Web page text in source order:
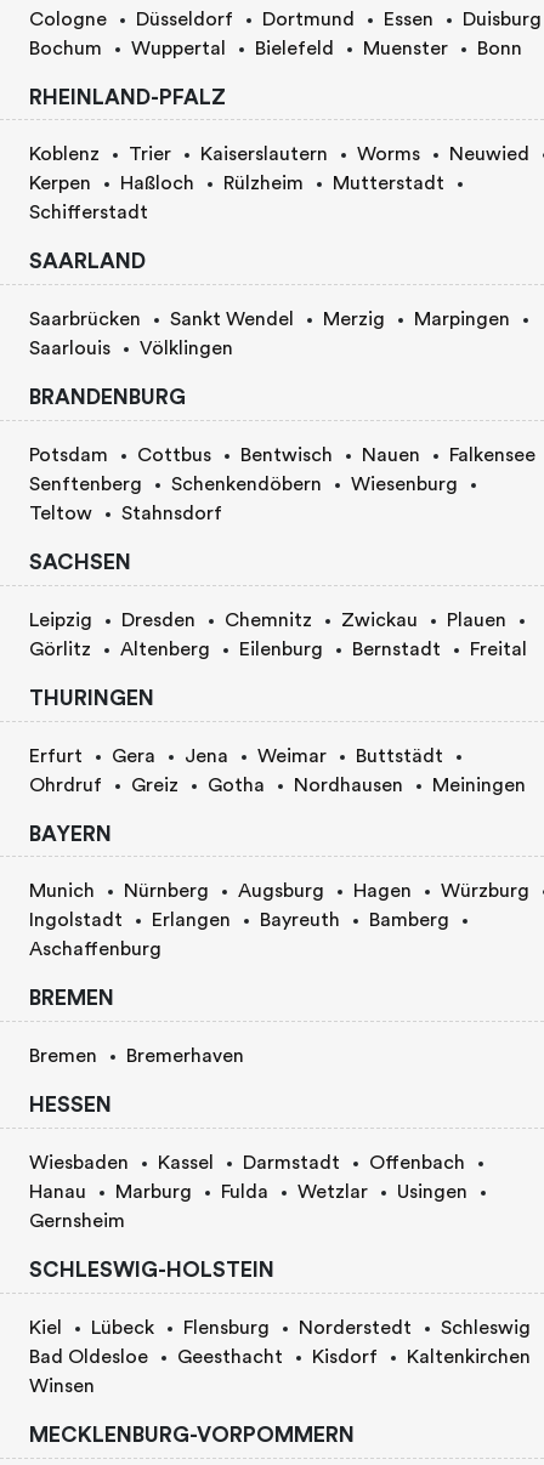
Cologne Düsseldorf Dortmund Essen
Duisburg
Bochum
Wuppertal Bielefeld Muenster Bonn
RHEINLAND-PFALZ
Koblenz Trier Kaiserslautern Worms
Neuwied
Kerpen
Haßloch Rülzheim
Mutterstadt
Schifferstadt
SAARLAND
Saarbrücken Sankt Wendel Merzig
Marpingen
Saarlouis
Völklingen
BRANDENBURG
Potsdam Cottbus Bentwisch Nauen
Falkensee
Senftenberg
Schenkendöbern
Wiesenburg
Teltow
Stahnsdorf
SACHSEN
Leipzig Dresden Chemnitz Zwickau
Plauen
Görlitz
Altenberg Eilenburg Bernstadt Freital
THURINGEN
Erfurt Gera Jena Weimar
Buttstädt
Ohrdruf
Greiz Gotha Nordhausen Meiningen
BAYERN
Munich Nürnberg Augsburg Hagen
Würzburg
Ingolstadt
Erlangen Bayreuth
Bamberg
Aschaffenburg
BREMEN
Bremen Bremerhaven
HESSEN
Wiesbaden Kassel Darmstadt
Offenbach
Hanau
Marburg Fulda Wetzlar
Usingen
Gernsheim
SCHLESWIG-HOLSTEIN
Kiel Lübeck Flensburg Norderstedt
Schleswig
Bad Oldesloe
Geesthacht Kisdorf
Kaltenkirchen
Winsen
MECKLENBURG-VORPOMMERN